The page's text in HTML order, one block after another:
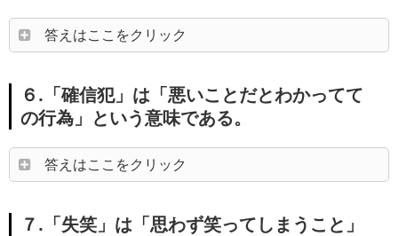
答えはここをクリック
６.「確信犯」は「悪いことだとわかってて
の行為」という意味である。
答えはここをクリック
７.「失笑」は「思わず笑ってしまうこと」